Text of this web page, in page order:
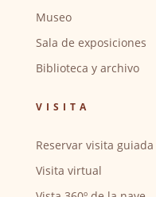
Museo
Sala de exposiciones
Biblioteca y archivo
VISITA
Reservar visita guiada
Visita virtual